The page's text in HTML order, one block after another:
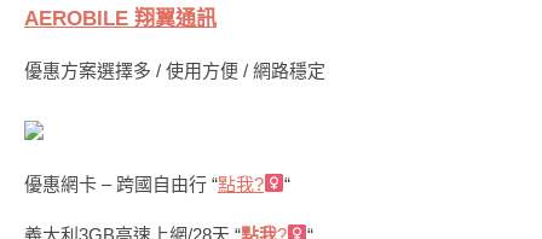
AEROBILE 翔翼通訊
優惠方案選擇多 / 使用方便 / 網路穩定
優惠網卡 – 跨國自由行 “點我?‍ “
義大利3GB高速上網/28天 “點我?‍ “